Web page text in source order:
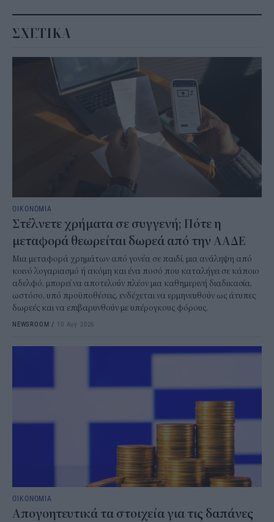
ΣΧΕΤΙΚΑ
ΟΙΚΟΝΟΜΙΑ
Στέλνετε χρήματα σε συγγενή; Πότε η
μεταφορά θεωρείται δωρεά από την ΑΑΔΕ
Μια μεταφορά χρημάτων από γονέα σε παιδί, μια ανάληψη από
κοινό λογαριασμό ή ακόμη και ένα ποσό που καταλήγει σε κάποιο
αδελφό, μπορεί να αποτελούν πλέον μια καθημερινή διαδικασία,
ωστόσο, υπό προϋποθέσεις, ενδέχεται να ερμηνευθούν ως άτυπες
δωρεές και να επιβαρυνθούν με υπέρογκους φόρους.
NEWSROOM / 10 Αυγ 2026
ΟΙΚΟΝΟΜΙΑ
Απογοητευτικά τα στοιχεία για τις δαπάνες